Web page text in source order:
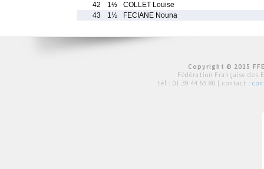
42
1½
COLLET Louise
43
1½ FECIANE Nouna
Copyright © 2015
Fédération Française des
tél : 01 39 44 65 80 | contact :